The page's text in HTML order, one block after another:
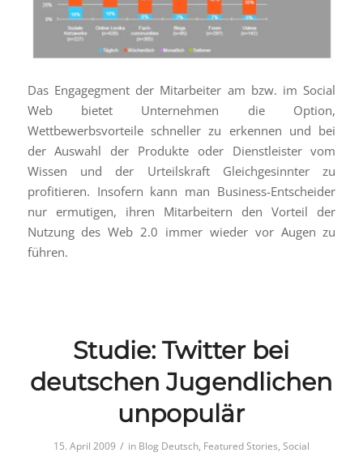
Das Engagegment der Mitarbeiter am bzw. im Social
Web bietet Unternehmen die Option,
Wettbewerbsvorteile schneller zu erkennen und bei
der Auswahl der Produkte oder Dienstleister vom
Wissen und der Urteilskraft Gleichgesinnter zu
profitieren. Insofern kann man Business-Entscheider
nur ermutigen, ihren Mitarbeitern den Vorteil der
Nutzung des Web 2.0 immer wieder vor Augen zu
führen.
Studie: Twitter bei
deutschen Jugendlichen
unpopulär
15. April 2009 / in Blog Deutsch, Featured Stories, Social